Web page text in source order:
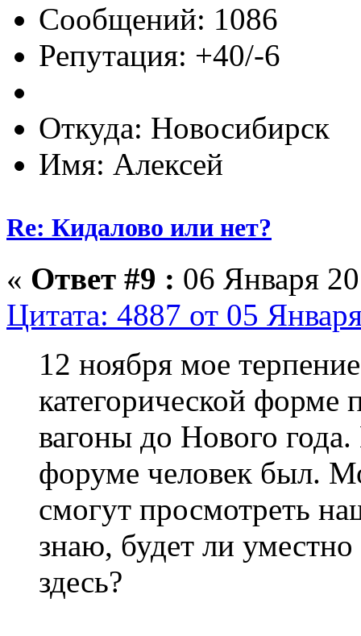
Сообщений: 1086
Репутация: +40/-6
Откуда: Новосибирск
Имя: Алексей
Re: Кидалово или нет?
« Ответ #9 : 06 Января
Цитата: 4887 от 05
12 ноября мое
категорической форме
вагоны до Нового
форуме человек был.
смогут просмотреть
знаю, будет ли
здесь?